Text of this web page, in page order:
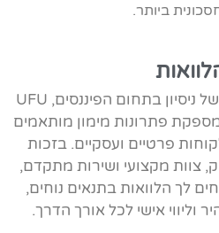
ביותר.
עם שנים של ניסיון בתחום הפיננסים, UFU
פתרונות מימון מותאמים
פרטיים ועסקיים. בזכות
צוות מקצועי ושירות מתקדם,
לך הלוואות בתנאים נוחים,
וליווי אישי לכל אורך הדרך.